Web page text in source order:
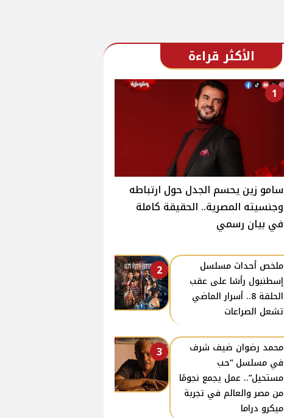
الأكثر قراءة
1
سامو زين يحسم الجدل حول ارتباطه
وجنسيته المصرية.. الحقيقة كاملة
في بيان رسمي
2
ملخص أحداث مسلسل
إسطنبول رأسًا على عقب
الحلقة 8.. أسرار الماضي
تشعل الصراعات
3
محمد رضوان ضيف شرف
في مسلسل “حب
مستحيل”.. عمل يجمع نجومًا
من مصر والعالم في تجربة
ميكرو دراما